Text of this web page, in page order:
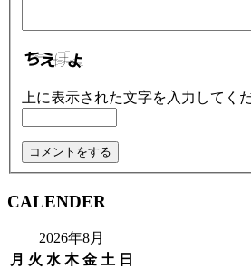
上に表示された文字を入力してく
CALENDER
2026年8月
月 火 水 木 金 土 日